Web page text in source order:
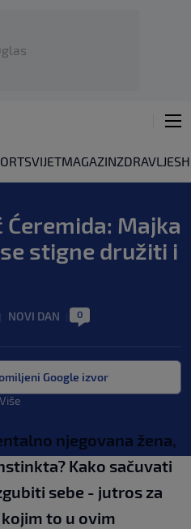
SVIJETMAGAZINZDRAVLJE
Majka
stigne družiti i
NOVI DAN 0
Google izvor
Više
njegovana žena,
Kako sačuvati
sebe - jutros za
to u ovim